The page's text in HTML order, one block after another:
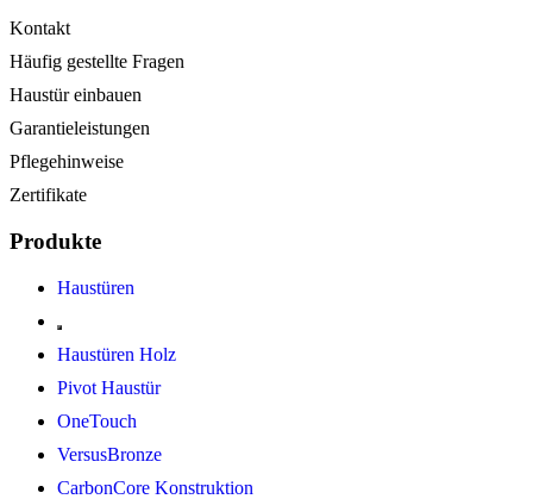
Kontakt
Häufig gestellte Fragen
Haustür einbauen
Garantieleistungen
Pflegehinweise
Zertifikate
Produkte
Haustüren
Haustüren Holz
Pivot Haustür
OneTouch
VersusBronze
CarbonCore Konstruktion